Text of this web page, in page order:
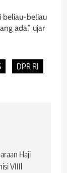
beliau-beliau
ada,” ujar
DPR RI
Haji
VIIIl